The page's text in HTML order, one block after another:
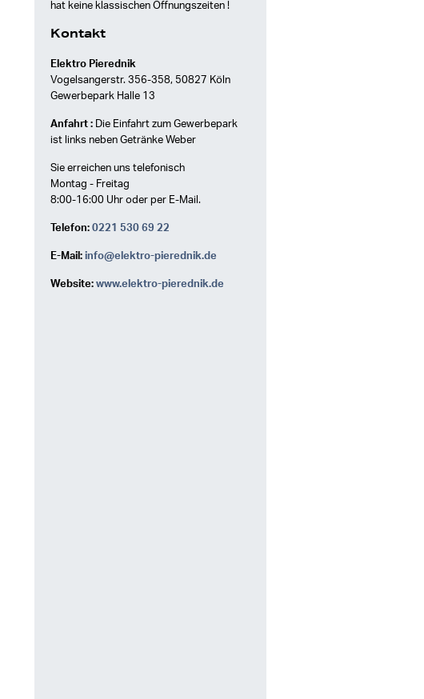
hat keine klassischen Öffnungszeiten !
Kontakt
Elektro Pierednik
Vogelsangerstr. 356-358, 50827 Köln
Gewerbepark Halle 13
Anfahrt : Die Einfahrt zum Gewerbepark
ist links neben Getränke Weber
Sie erreichen uns telefonisch
Montag - Freitag
8:00-16:00 Uhr oder per E-Mail.
Telefon: 0221 530 69 22
E-Mail: info@elektro-pierednik.de
Website: www.elektro-pierednik.de